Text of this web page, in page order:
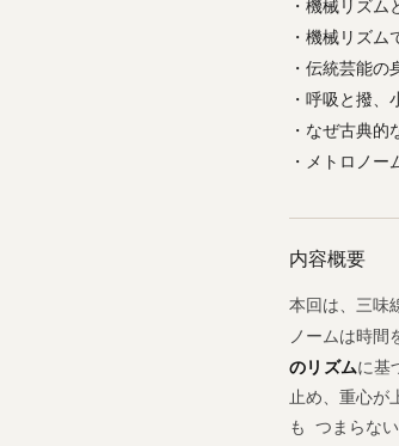
・機械リズム
・機械リズム
・伝統芸能の
・呼吸と撥、
・なぜ古典的
・メトロノー
内容概要
本回は、三味
ノームは時間
のリズムに基
止め、重心が
も つまらな